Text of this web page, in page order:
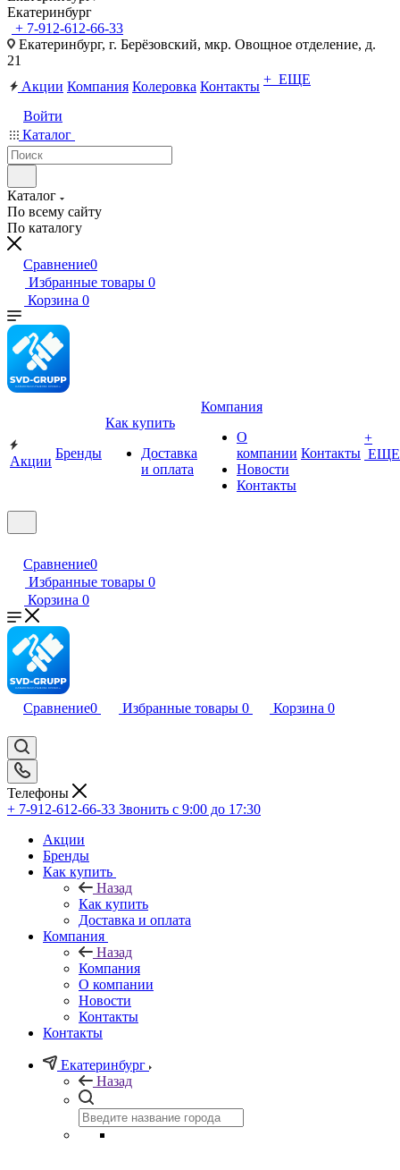
Екатеринбург
+ 7-912-612-66-33
Екатеринбург, г. Берёзовский, мкр. Овощное отделение, д.
21
Акции Компания Колеровка Контакты + ЕЩЕ
Войти
Каталог
Каталог
По всему сайту
По каталогу
Сравнение0
Избранные товары 0
Корзина 0
Акции
Бренды
Как купить
Доставка
и оплата
Компания
О
компании
Новости
Контакты
Контакты
+
ЕЩЕ
Сравнение0
Избранные товары 0
Корзина 0
Сравнение0 Избранные товары 0 Корзина 0
Телефоны
+ 7-912-612-66-33 Звонить с 9:00 до 17:30
Акции
Бренды
Как купить
Назад
Как купить
Доставка и оплата
Компания
Назад
Компания
О компании
Новости
Контакты
Контакты
Екатеринбург
Назад